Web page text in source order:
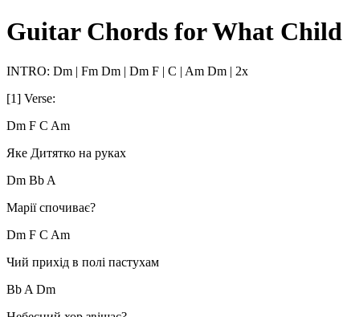
Guitar Chords for What Child
INTRO: Dm | Fm Dm | Dm F | C | Am Dm | 2x
[1] Verse:
Dm F C Am
Яке Дитятко на руках
Dm Bb A
Марії спочиває?
Dm F C Am
Чий прихід в полі пастухам
Bb A Dm